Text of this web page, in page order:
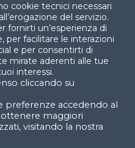
cookie tecnici necessari
del servizio.
fornirti un’esperienza di
per facilitare le interazioni
e per consentirti di
mirate aderenti alle tue
interessi.
cliccando su
preferenze accedendo al
ottenere maggiori
visitando la nostra